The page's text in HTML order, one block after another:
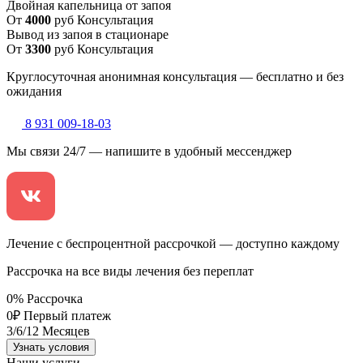
Двойная капельница от запоя
От 4000 руб Консультация
Вывод из запоя в стационаре
От 3300 руб Консультация
Круглосуточная анонимная консультация — бесплатно и без
ожидания
8 931 009-18-03
Мы связи 24/7 — напишите в удобный мессенджер
Лечение с беспроцентной рассрочкой — доступно каждому
Рассрочка на все виды лечения без переплат
0% Рассрочка
0₽ Первый платеж
3/6/12 Месяцев
Узнать условия